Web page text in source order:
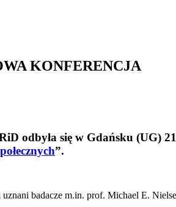
KONFERENCJA
odbyła się w Gdańsku (UG)
”.
badacze m.in. prof. Michael E.